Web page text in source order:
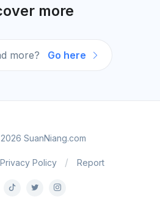
more
more? Go here
SuanNiang.com
Privacy Policy Report